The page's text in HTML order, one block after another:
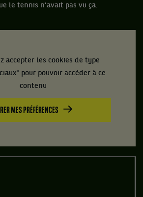
le tennis n’avait pas vu ça.
accepter les cookies de type
pour pouvoir accéder à ce
contenu
MES PRÉFÉRENCES